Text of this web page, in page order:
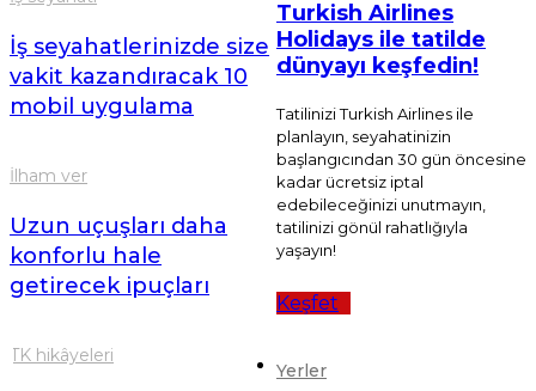
İş seyahatlerinizde size
vakit kazandıracak 10
mobil uygulama
İlham ver
Uzun uçuşları daha
konforlu hale
getirecek ipuçları
TK hikâyeleri
Turkish Airlines
Holidays ile tatilde
dünyayı keşfedin!
Tatilinizi Turkish Airlines ile
planlayın, seyahatinizin
başlangıcından 30 gün öncesine
kadar ücretsiz iptal
edebileceğinizi unutmayın,
tatilinizi gönül rahatlığıyla
yaşayın!
Keşfet
Yerler